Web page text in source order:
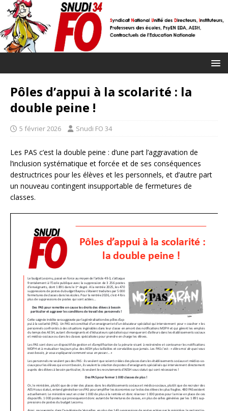
Pôles d’appui à la scolarité : la
double peine !
5 février 2026 Snudi FO 34
Les PAS c’est la double peine : d’une part l’aggravation de
l’inclusion systématique et forcée et de ses conséquences
destructrices pour les élèves et les personnels, et d’autre part
un nouveau contingent insupportable de fermetures de
classes.